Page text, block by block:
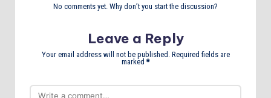
No comments yet. Why don’t you start the discussion?
Leave a Reply
Your email address will not be published. Required fields are
marked*